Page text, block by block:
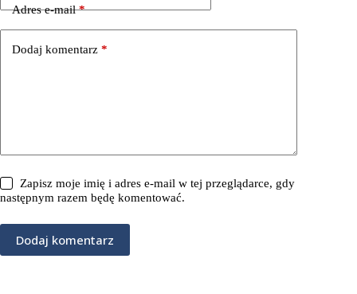
Adres e-mail*
Dodaj komentarz *
Zapisz moje imię i adres e-mail w tej przeglądarce, gdy
następnym razem będę komentować.
Dodaj komentarz